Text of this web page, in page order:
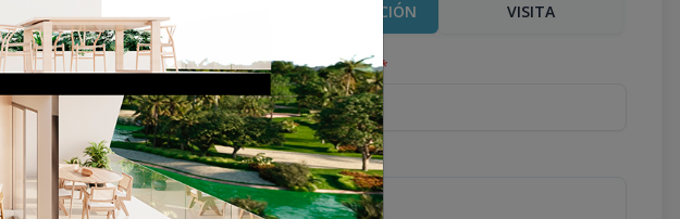
MÁS INFORMACIÓN VISITA
Nombre completo*
Teléfono*